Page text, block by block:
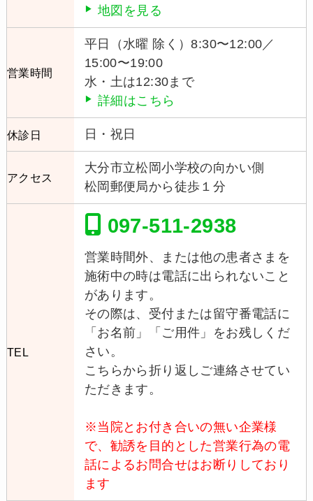
地図を見る
営業時間
平日（水曜 除く）8:30〜12:00／
15:00〜19:00
水・土は12:30まで
詳細はこちら
休診日 日・祝日
アクセス
大分市立松岡小学校の向かい側
松岡郵便局から徒歩１分
TEL
097-511-2938
営業時間外、または他の患者さまを
施術中の時は電話に出られないこと
があります。
その際は、受付または留守番電話に
「お名前」「ご用件」をお残しくだ
さい。
こちらから折り返しご連絡させてい
ただきます。
※当院とお付き合いの無い企業様
で、勧誘を目的とした営業行為の電
話によるお問合せはお断りしており
ます